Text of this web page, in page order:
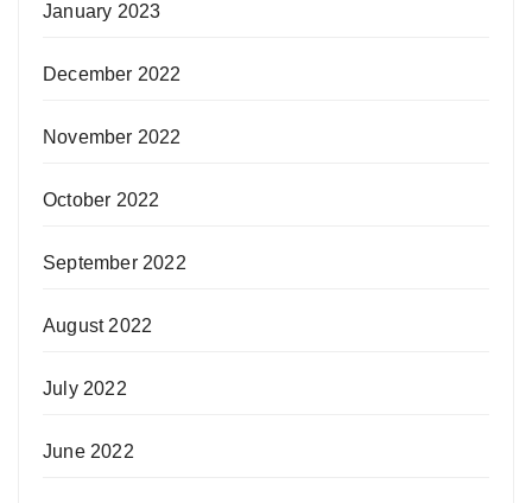
January 2023
December 2022
November 2022
October 2022
September 2022
August 2022
July 2022
June 2022